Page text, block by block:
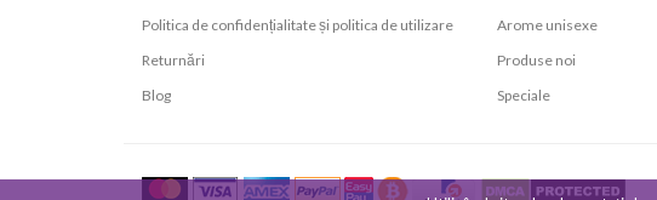
Politica de confidențialitate și politica de utilizare
Returnări
Blog
Arome unisexe
Produse noi
Speciale